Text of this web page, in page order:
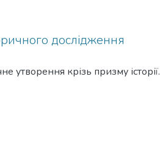
дослідження
утворення крізь призму історії.